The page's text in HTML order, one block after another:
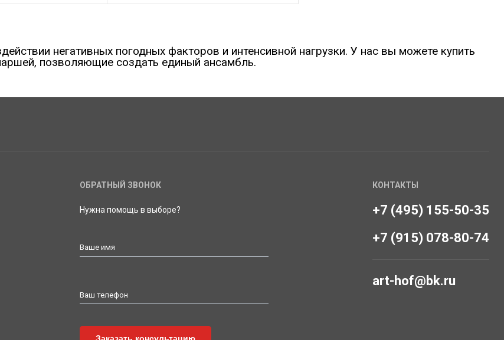
негативных погодных факторов и интенсивной нагрузки. У нас вы можете купить
позволяющие создать единый ансамбль.
ОБРАТНЫЙ ЗВОНОК
Нужна помощь в выборе?
Ваше имя
Ваш телефон
КОНТАКТЫ
+7 (495) 155-50-35
+7 (915) 078-80-74
art-hof@bk.ru